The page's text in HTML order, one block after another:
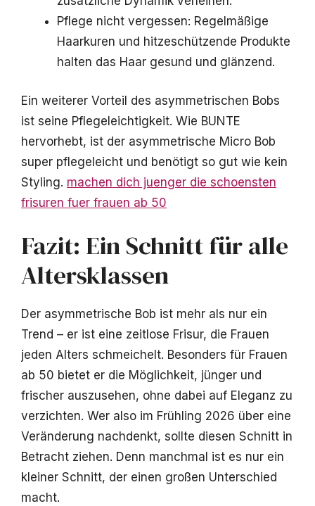
Pflege nicht vergessen: Regelmäßige
Haarkuren und hitzeschützende Produkte
halten das Haar gesund und glänzend.
Ein weiterer Vorteil des asymmetrischen Bobs
ist seine Pflegeleichtigkeit. Wie BUNTE
hervorhebt, ist der asymmetrische Micro Bob
super pflegeleicht und benötigt so gut wie kein
Styling. machen dich juenger die schoensten
frisuren fuer frauen ab 50
Fazit: Ein Schnitt für alle
Altersklassen
Der asymmetrische Bob ist mehr als nur ein
Trend – er ist eine zeitlose Frisur, die Frauen
jeden Alters schmeichelt. Besonders für Frauen
ab 50 bietet er die Möglichkeit, jünger und
frischer auszusehen, ohne dabei auf Eleganz zu
verzichten. Wer also im Frühling 2026 über eine
Veränderung nachdenkt, sollte diesen Schnitt in
Betracht ziehen. Denn manchmal ist es nur ein
kleiner Schnitt, der einen großen Unterschied
macht.